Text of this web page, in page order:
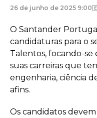
26 de junho de 2025 9:00
O Santander
candidaturas para o
Talentos, focando-se
suas carreiras que
engenharia, ciência
afins.
Os candidatos